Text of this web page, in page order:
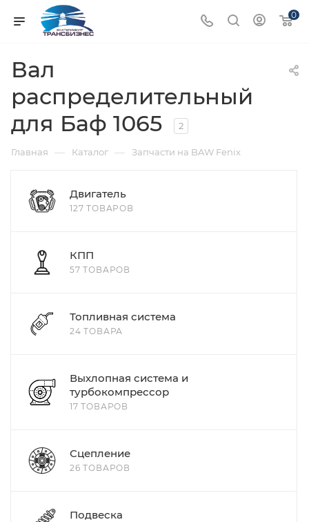
0
Вал
распределительный
для Баф 1065
2
Главная — Каталог — Запчасти на BAW Fenix
Двигатель
127 ТОВАРОВ
КПП
57 ТОВАРОВ
Топливная система
24 ТОВАРА
Выхлопная система и
турбокомпрессор
17 ТОВАРОВ
Сцепление
26 ТОВАРОВ
Подвеска